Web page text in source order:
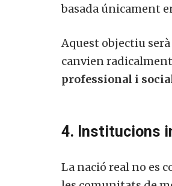
basada únicament
Aquest objectiu
canvien
professional i
4. Institucions
La nació real no es